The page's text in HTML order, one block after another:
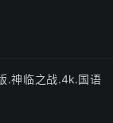
.神临之战.4k.国语